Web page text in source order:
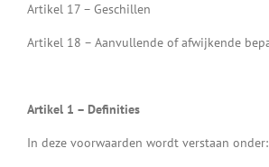
Artikel 17 – Geschillen
Artikel 18 – Aanvullende of afwijkende
Artikel 1 – Definities
In deze voorwaarden wordt verstaan onder: